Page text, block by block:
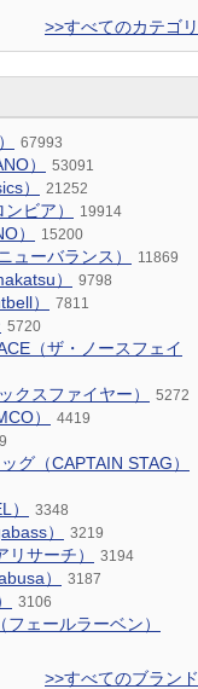
>>すべてのカテゴリ
67993
） 53091
） 21252
ビア） 19914
） 15200
ューバランス） 11869
） 9798
） 7811
5720
（ザ・ノースフェイ
クスファイヤー） 5272
） 4419
グ（CAPTAIN STAG）
） 3348
） 3219
サーチ） 3194
） 3187
3106
フェールラーベン）
>>すべてのブランド